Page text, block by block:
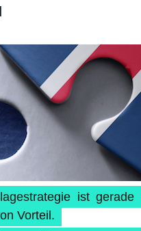
ist gerade
Vorteil.